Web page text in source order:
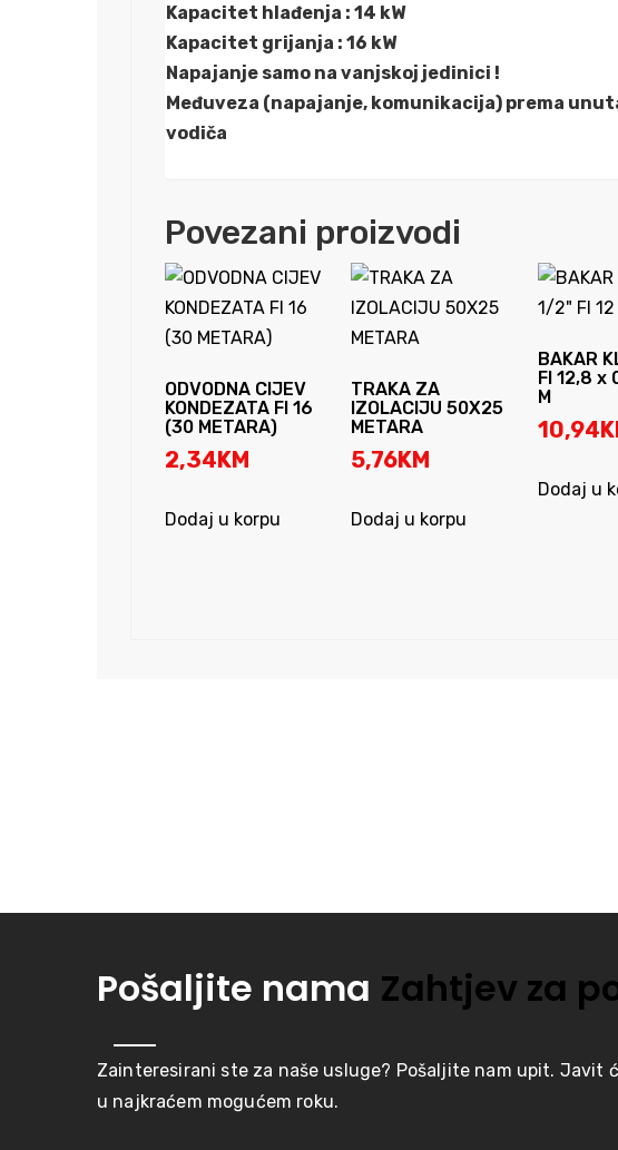
Kapacitet hlađenja : 14 kW
Kapacitet grijanja : 16 kW
Napajanje samo na vanjskoj jedinici !
Međuveza (napajanje, komunikacija) prema
vodiča
Povezani proizvodi
ODVODNA CIJEV
KONDEZATA FI 16
(30 METARA)
2,34KM
Dodaj u korpu
TRAKA ZA
IZOLACIJU 50X25
METARA
5,76KM
Dodaj u korpu
BAKAR
FI 12,8 x
M
10,94
Dodaj u
Pošaljite nama Zahtjev za
Zainteresirani ste za naše usluge? Pošaljite nam upit. Javit
u najkraćem mogućem roku.